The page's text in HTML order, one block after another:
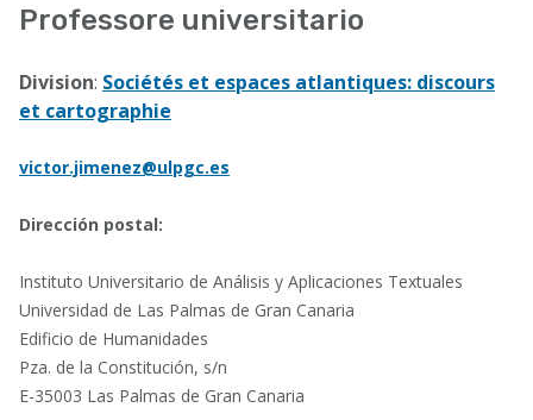
Professore universitario
Division: Sociétés et espaces atlantiques: discours
et cartographie
victor.jimenez@ulpgc.es
Dirección postal:
Instituto Universitario de Análisis y Aplicaciones Textuales
Universidad de Las Palmas de Gran Canaria
Edificio de Humanidades
Pza. de la Constitución, s/n
E-35003 Las Palmas de Gran Canaria